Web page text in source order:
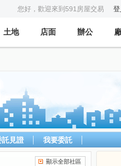
您好，歡迎來到591房屋交易 登
土地 店面 辦公
託見證 我要委託
顯示全部社區